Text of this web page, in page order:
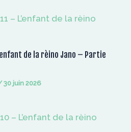
de la rèino Jano – Partie
30 juin 2026